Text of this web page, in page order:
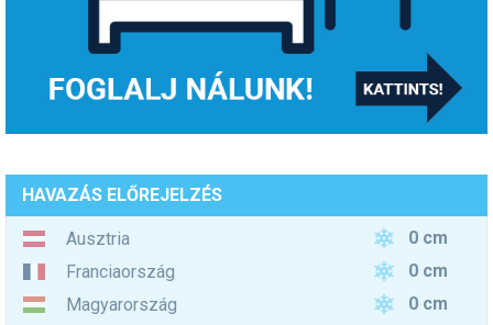
HAVAZÁS ELŐREJELZÉS
Ausztria
0 cm
Franciaország
0 cm
Magyarország
0 cm